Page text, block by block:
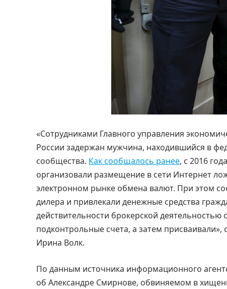
«Сотрудниками Главного управления
России задержан мужчина, находившийся в
сообщества. Как сообщалось ранее, с 2016
организовали размещение в сети Интернет
электронном рынке обмена валют. При этом
дилера и привлекали денежные средства
действительности брокерской
подконтрольные счета, а затем
Ирина Волк.
По данным источника информационного
об Александре Смирнове, обвиняемом в